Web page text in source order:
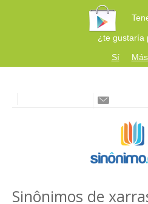
¿te gustaría
Sí
Sinônimos de